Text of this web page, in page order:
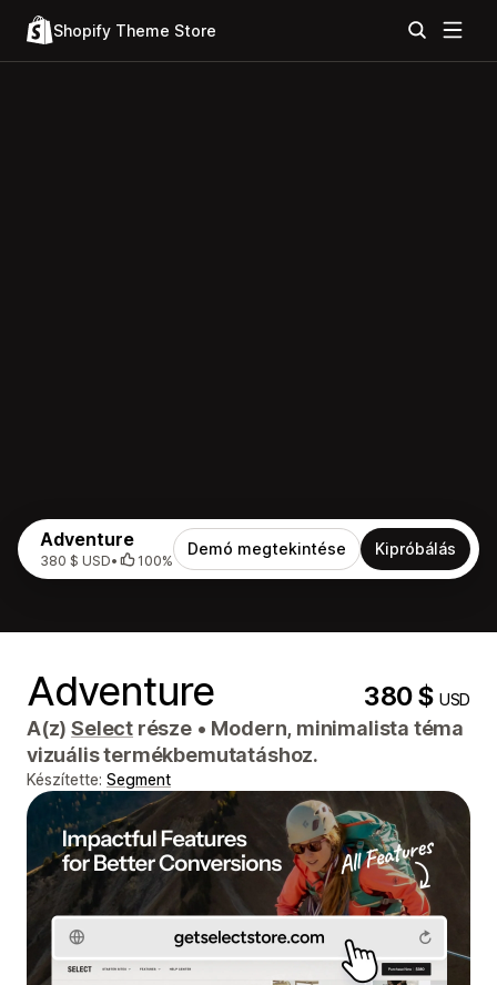
Shopify Theme Store
Adventure
380 $ USD• 100%
Demó megtekintése Kipróbálás
Adventure 380 $USD
A(z)Select része • Modern, minimalista téma
vizuális termékbemutatáshoz.
Készítette: Segment